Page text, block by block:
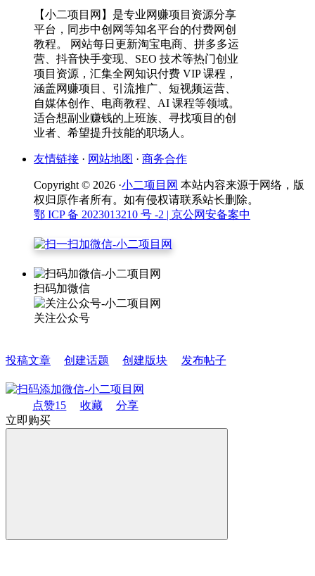
【小二项目网】是专业网赚项目资源分享
平台，同步中创网等知名平台的付费网创
教程。 网站每日更新淘宝电商、拼多多运
营、抖音快手变现、SEO 技术等热门创业
项目资源，汇集全网知识付费 VIP 课程，
涵盖网赚项目、引流推广、短视频运营、
自媒体创作、电商教程、AI 课程等领域。
适合想副业赚钱的上班族、寻找项目的创
业者、希望提升技能的职场人。
友情链接 · 网站地图 · 商务合作
Copyright © 2026 ·小二项目网 本站内容来源于网络，版
权归原作者所有。如有侵权请联系站长删除。
鄂 ICP 备 2023013210 号 -2 | 京公网安备案中
扫码加微信
关注公众号
投稿文章 创建话题 创建版块 发布帖子
点赞15 收藏
分享
立即购买